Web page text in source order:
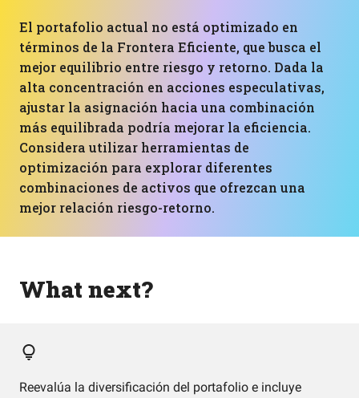
El portafolio actual no está optimizado en
términos de la Frontera Eficiente, que busca el
mejor equilibrio entre riesgo y retorno. Dada la
alta concentración en acciones especulativas,
ajustar la asignación hacia una combinación
más equilibrada podría mejorar la eficiencia.
Considera utilizar herramientas de
optimización para explorar diferentes
combinaciones de activos que ofrezcan una
mejor relación riesgo-retorno.
What next?
Reevalúa la diversificación del portafolio e incluye